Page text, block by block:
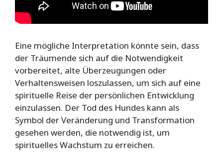
Eine mögliche Interpretation könnte sein, dass
der Träumende sich auf die Notwendigkeit
vorbereitet, alte Überzeugungen oder
Verhaltensweisen loszulassen, um sich auf eine
spirituelle Reise der persönlichen Entwicklung
einzulassen. Der Tod des Hundes kann als
Symbol der Veränderung und Transformation
gesehen werden, die notwendig ist, um
spirituelles Wachstum zu erreichen.